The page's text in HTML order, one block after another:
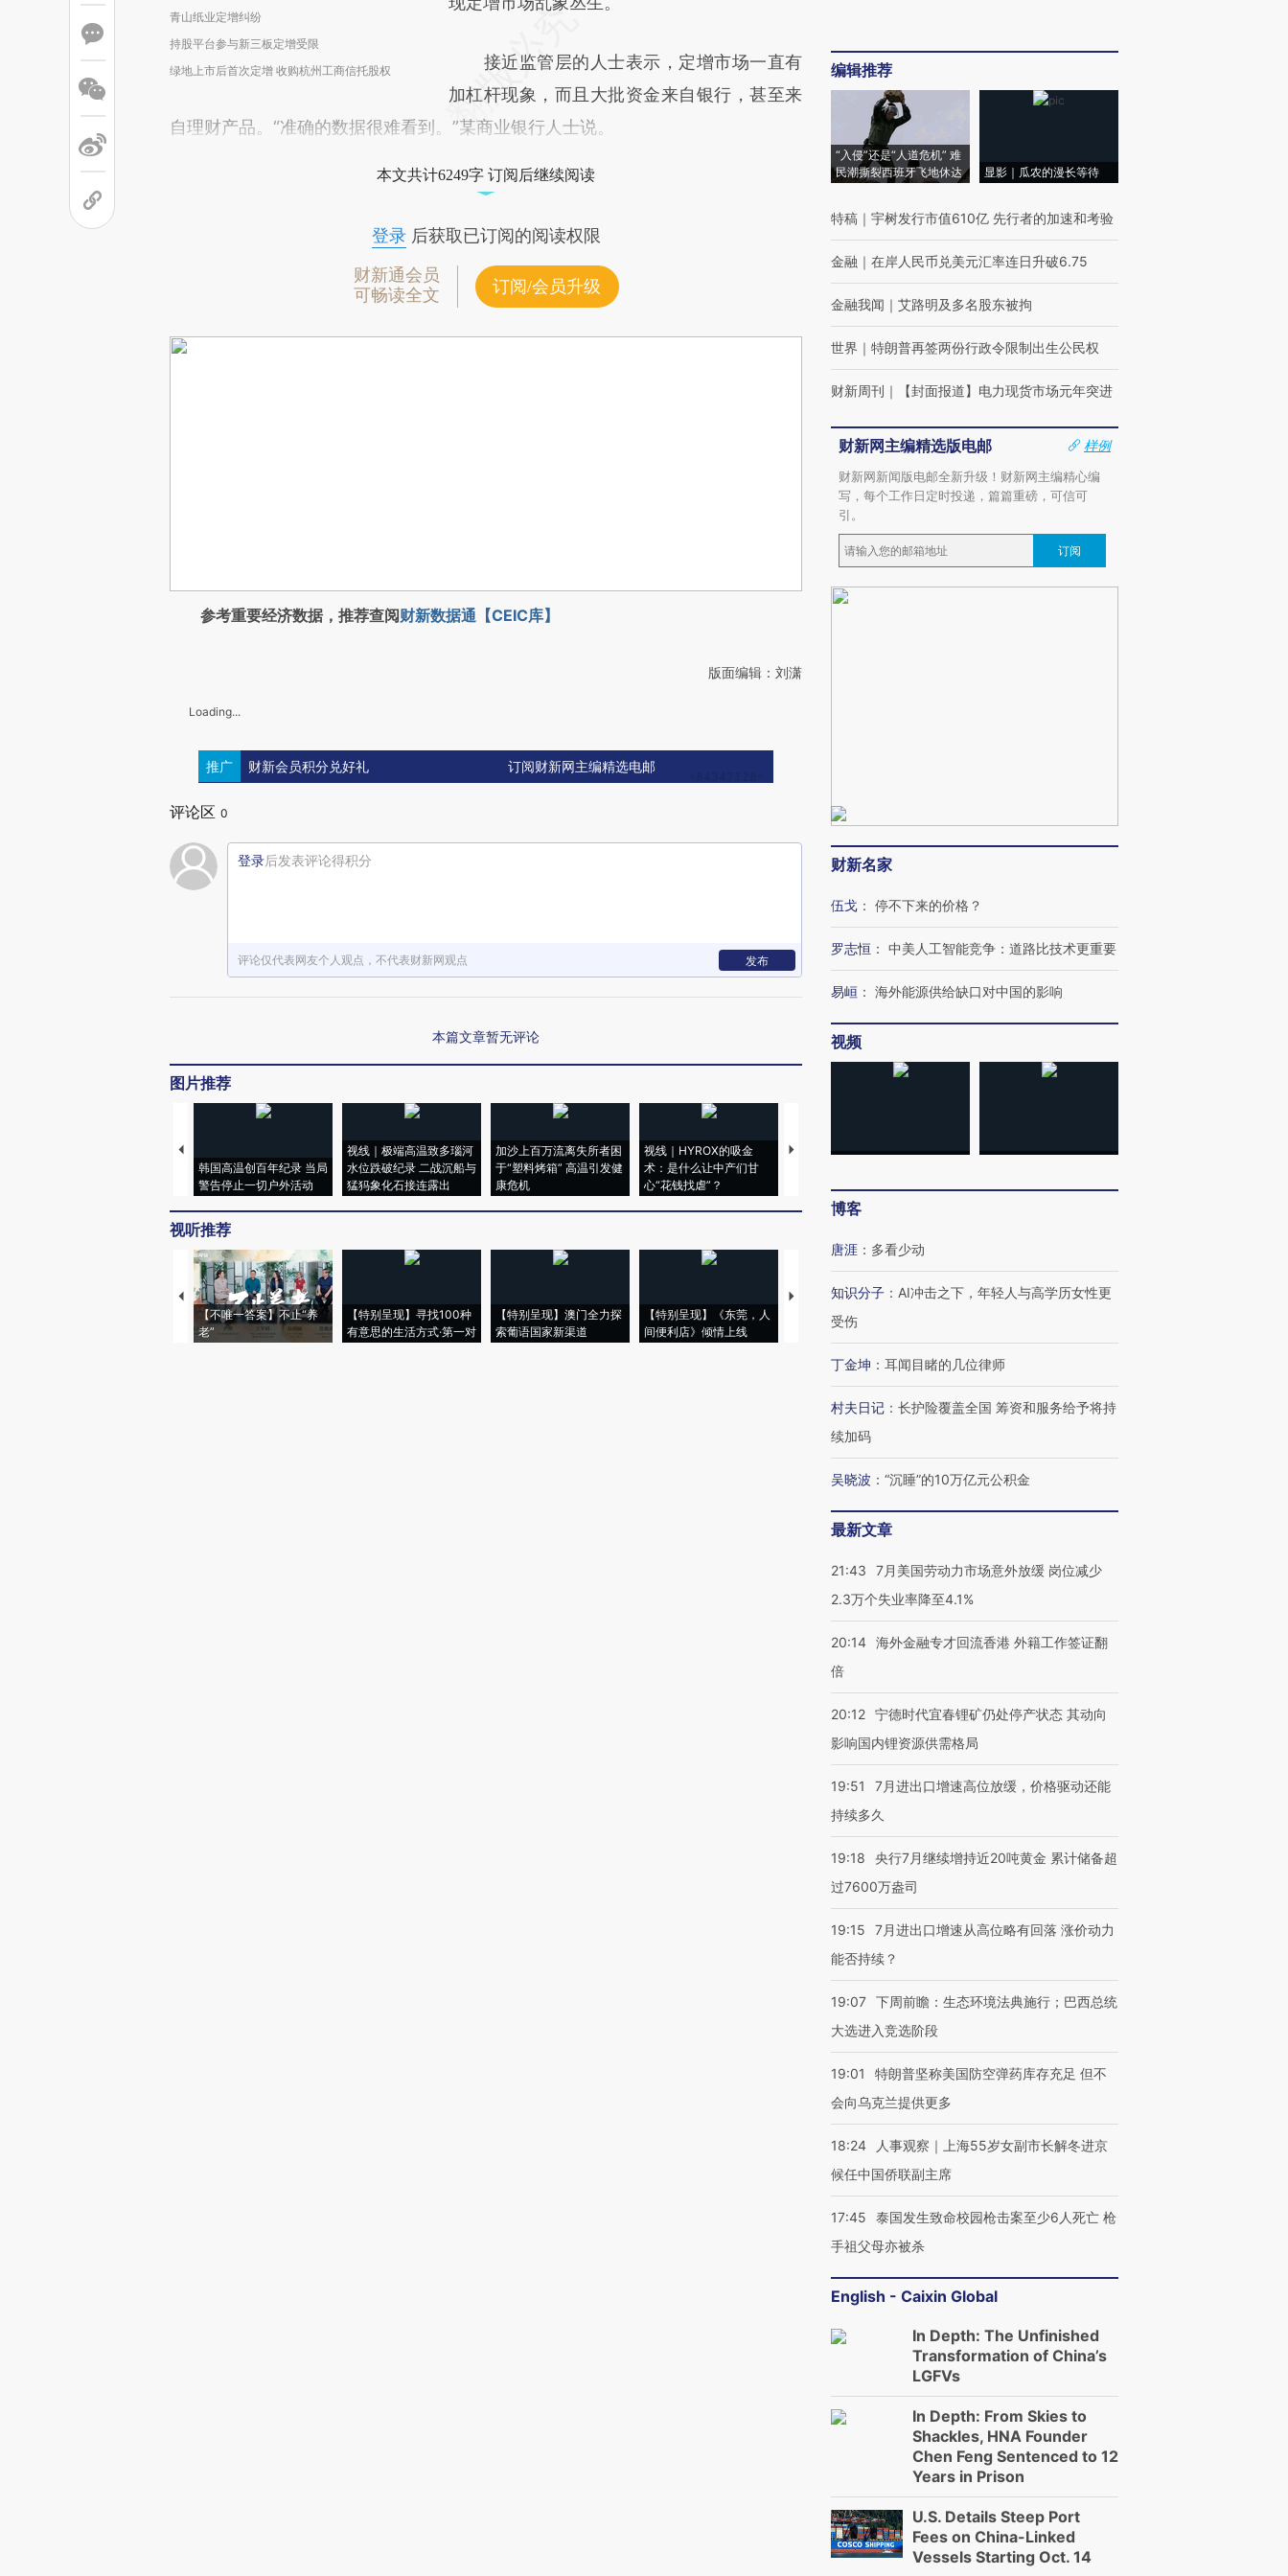
青山纸业定增纠纷
持股平台参与新三板定增受限
绿地上市后首次定增 收购杭州工商信托股权
接近监管层的人士表示，定增市场一直有
加杠杆现象，而且大批资金来自银行，甚至来
自理财产品。“准确的数据很难看到。”某商业银行人士说。
本文共计6249字 订阅后继续阅读
登录后获取已订阅的阅读权限
财新通会员
可畅读全文
订阅/会员升级
参考重要经济数据，推荐查阅财新数据通【CEIC库】
版面编辑：刘潇
Loading...
推广 财新会员积分兑好礼 订阅财新网主编精选电邮
评论区 0
登录后发表评论得积分
评论仅代表网友个人观点，不代表财新网观点 发布
本篇文章暂无评论
图片推荐
韩国高温创百年纪录 当局
警告停止一切户外活动
视线｜极端高温致多瑙河
水位跌破纪录 二战沉船与
猛犸象化石接连露出
加沙上百万流离失所者困
于“塑料烤箱” 高温引发健
康危机
视线｜HYROX的吸金
术：是什么让中产们甘
心“花钱找虐”？
马航飞行员跨国走私7万
视线｜被称为“蟑螂”的印
视线｜“入侵”还是“人道危
视听推荐
【不唯一答案】不止“养
老”
【特别呈现】寻找100种
有意思的生活方式·第一对
【特别呈现】澳门全力探
索葡语国家新渠道
【特别呈现】《东莞，人
间便利店》倾情上线
【推广】走进第四届链博
会，让数智科技“链”接产
【商旅对话】华住集团
编辑推荐
“入侵”还是“人道危机” 难
民潮撕裂西班牙飞地休达
显影｜瓜农的漫长等待
特稿 ｜ 宇树发行市值610亿 先行者的加速和考验
金融 ｜ 在岸人民币兑美元汇率连日升破6.75
金融我闻 ｜ 艾路明及多名股东被拘
世界 ｜ 特朗普再签两份行政令限制出生公民权
财新周刊 ｜ 【封面报道】电力现货市场元年突进
财新网主编精选版电邮
样例
财新网新闻版电邮全新升级！财新网主编精心编
写，每个工作日定时投递，篇篇重磅，可信可
引。
订阅
财新名家
伍戈 ： 停不下来的价格？
罗志恒 ： 中美人工智能竞争：道路比技术更重要
易峘 ： 海外能源供给缺口对中国的影响
视频
博客
唐涯 ： 多看少动
知识分子 ： AI冲击之下，年轻人与高学历女性更
受伤
丁金坤 ： 耳闻目睹的几位律师
村夫日记 ： 长护险覆盖全国 筹资和服务给予将持
续加码
吴晓波 ： “沉睡”的10万亿元公积金
最新文章
21:43
7月美国劳动力市场意外放缓 岗位减少
2.3万个失业率降至4.1%
20:14 海外金融专才回流香港 外籍工作签证翻
倍
20:12 宁德时代宜春锂矿仍处停产状态 其动向
影响国内锂资源供需格局
19:51
7月进出口增速高位放缓，价格驱动还能
持续多久
19:18
央行7月继续增持近20吨黄金 累计储备超
过7600万盎司
19:15
7月进出口增速从高位略有回落 涨价动力
能否持续？
19:07 下周前瞻：生态环境法典施行；巴西总统
大选进入竞选阶段
19:01
特朗普坚称美国防空弹药库存充足 但不
会向乌克兰提供更多
18:24
人事观察｜上海55岁女副市长解冬进京
候任中国侨联副主席
17:45
泰国发生致命校园枪击案至少6人死亡 枪
手祖父母亦被杀
English - Caixin Global
In Depth: The Unfinished
Transformation of China’s
LGFVs
In Depth: From Skies to
Shackles, HNA Founder
Chen Feng Sentenced to 12
Years in Prison
U.S. Details Steep Port
Fees on China-Linked
Vessels Starting Oct. 14